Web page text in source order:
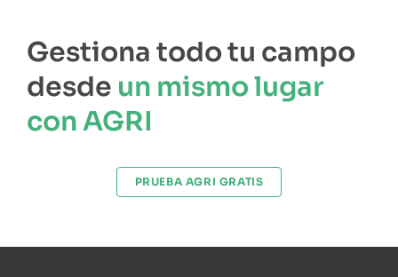
Gestiona todo tu campo
desde un mismo lugar
con AGRI
PRUEBA AGRI GRATIS